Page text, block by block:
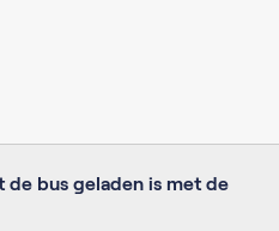
de bus geladen is met de